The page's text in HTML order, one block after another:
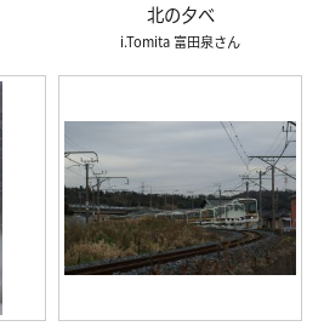
北の夕べ
i.Tomita 富田泉